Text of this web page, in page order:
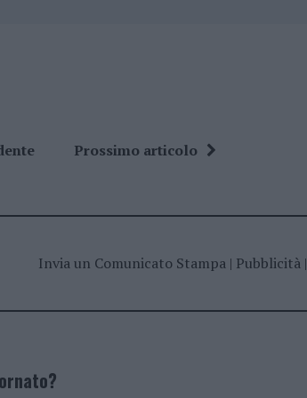
Prossimo articolo
Invia un Comunicato Stampa| Pubblicità|